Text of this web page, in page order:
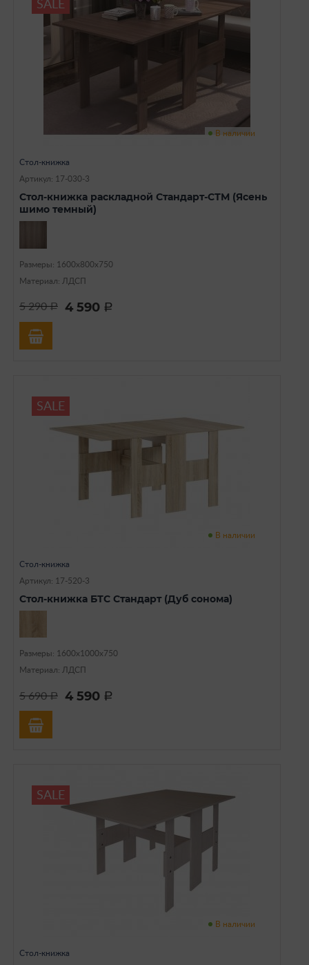
SALE
В наличии
Стол-книжка
Артикул: 17-030-3
Стол-книжка раскладной Стандарт-СТМ (Ясень
шимо темный)
Размеры: 1600х800х750
Материал: ЛДСП
5 290a 4 590 a
SALE
В наличии
Стол-книжка
Артикул: 17-520-3
Стол-книжка БТС Стандарт (Дуб сонома)
Размеры: 1600х1000х750
Материал: ЛДСП
5 690a 4 590 a
SALE
В наличии
Стол-книжка